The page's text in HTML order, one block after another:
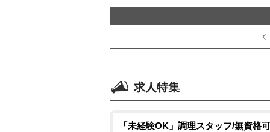
求人特集
「未経験OK」調理スタッフ/無資格